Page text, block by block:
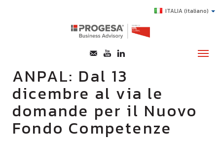
ITALIA(italiano)
CHI SIAMO
SERVIZI
TOPICS
ANPAL: Dal 13
dicembre al via le
domande per il Nuovo
Fondo Competenze